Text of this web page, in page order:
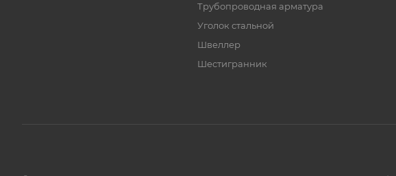
Трубопроводная арматура
Уголок стальной
Швеллер
Шестигранник